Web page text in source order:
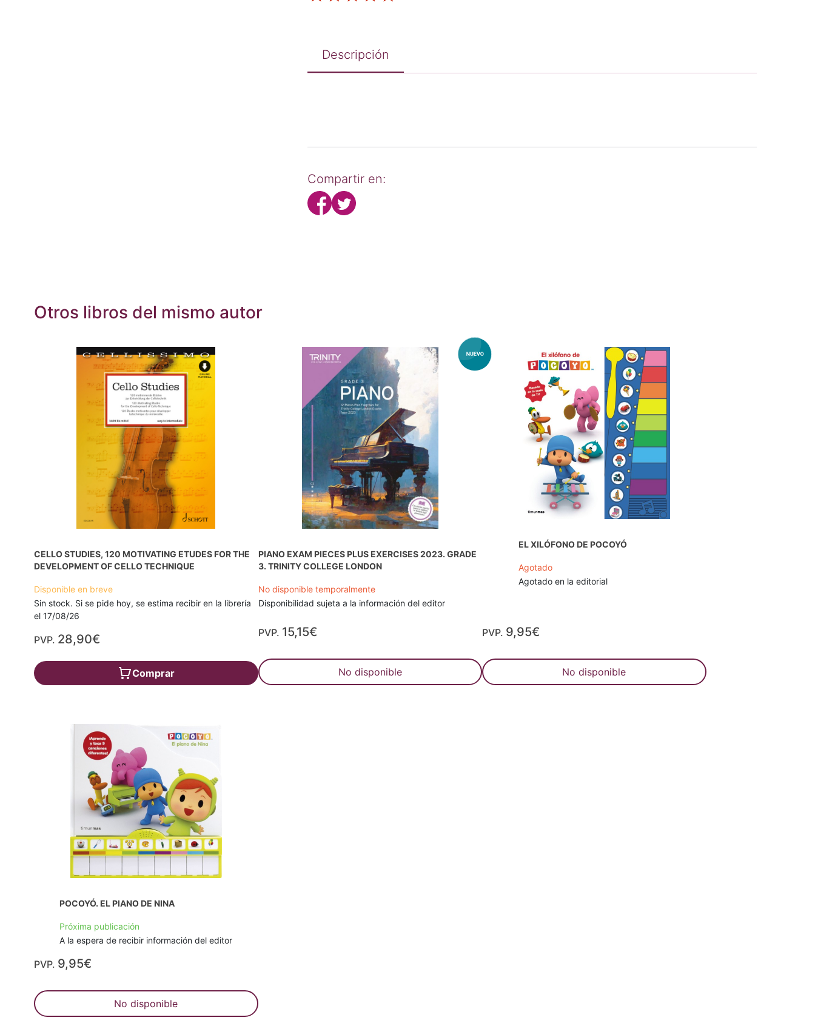
Descripción
Compartir en:
Otros libros del mismo autor
CELLO STUDIES, 120 MOTIVATING ETUDES FOR THE
DEVELOPMENT OF CELLO TECHNIQUE
Disponible en breve
Sin stock. Si se pide hoy, se estima recibir en la librería
el 17/08/26
PVP. 28,90€
Comprar
PIANO EXAM PIECES PLUS EXERCISES 2023. GRADE
3. TRINITY COLLEGE LONDON
No disponible temporalmente
Disponibilidad sujeta a la información del editor
PVP. 15,15€
No disponible
EL XILÓFONO DE POCOYÓ
Agotado
Agotado en la editorial
PVP. 9,95€
No disponible
POCOYÓ. EL PIANO DE NINA
Próxima publicación
A la espera de recibir información del editor
PVP. 9,95€
No disponible